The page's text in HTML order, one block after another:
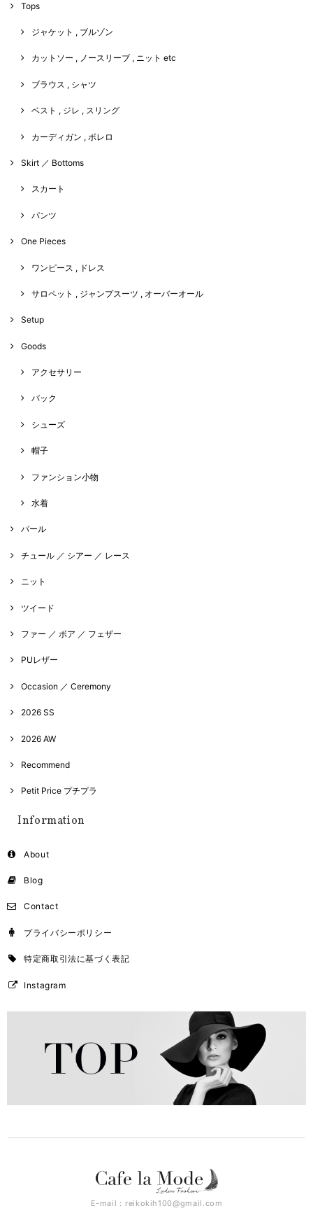
Tops
ジャケット , ブルゾン
カットソー , ノースリーブ , ニット etc
ブラウス , シャツ
ベスト , ジレ , スリング
カーディガン , ボレロ
Skirt ／ Bottoms
スカート
パンツ
One Pieces
ワンピース , ドレス
サロペット , ジャンプスーツ , オーバーオール
Setup
Goods
アクセサリー
バック
シューズ
帽子
ファンション小物
水着
パール
チュール ／ シアー ／ レース
ニット
ツイード
ファー ／ ボア ／ フェザー
PUレザー
Occasion ／ Ceremony
2026 SS
2026 AW
Recommend
Petit Price プチプラ
Information
About
Blog
Contact
プライバシーポリシー
特定商取引法に基づく表記
Instagram
E-mail： reikokih100@gmail.com